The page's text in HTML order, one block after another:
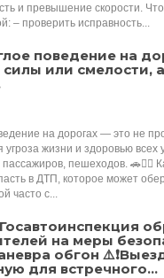
и превышение скорости.
– проверить исправность...
поведение на
или смелости,
на дорогах — это не
жизни и здоровью всех
пешеходов. 🚗🚶‍♂️
в ДТП, которое может
часто с...
на меры
обгон
для встречного...